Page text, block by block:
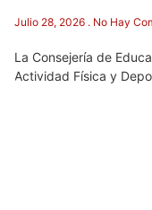
Julio 28, 2026 No Hay
La Consejería de
Actividad Física y